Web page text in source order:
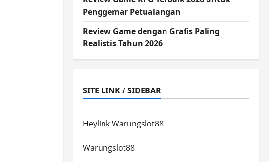
Penggemar Petualangan
Review Game dengan Grafis Paling
Realistis Tahun 2026
SITE LINK / SIDEBAR
Heylink Warungslot88
Warungslot88